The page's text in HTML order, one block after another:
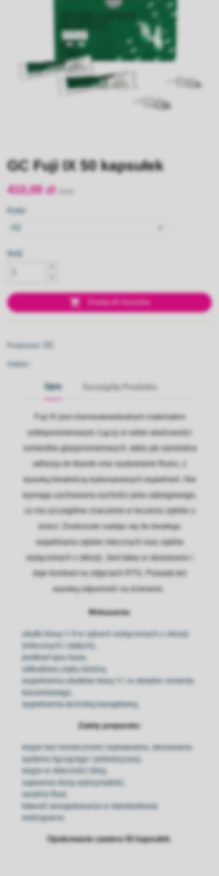
GC Fuji IX 50 kapsułek
410,00 zł
Kolor
Ilość
 Dodaj do koszyka
Producent:
Indeks::
Opis Szczegóły Produktu
Fuji IX jest chemoutwardzalnym materiałem
szkłojonomerowym.
Łączy w sobie właściwości
cementów glasjonomerowych, takie jak samoistna
adhezja do tkanek oraz wydzielanie fluoru, z
wysoką trwałością wykonywanych wypełnień. Nie
wymaga zachowania suchości pola zabiegowego,
co ma szczególne znaczenie w leczeniu zębów u
dzieci. Doskonale nadaje się do trwałego
wypełniania zębów mlecznych oraz zębów
wyłączonych z okluzji. Jest łatwy w stosowaniu i
daje kontrast na zdjęciach RTG. Posiada też
wysoką odporność na ścieranie.
Wskazania:
ubytki klasy I i II w zębach wyłączonych z okluzji
(mlecznych i stałych),
podkład typu base,
odbudowa zrębu korony,
wypełnienia ubytków klasy V i w obrębie cementu
korzeniowego,
wypełnienia techniką kanapkową.
Zalety preparatu:
wiąże bez konieczności wytrawiania, stosowania
systemu łączącego i polimeryzacji,
wiąże w obecności śliny,
zapewnia dużą wytrzymałość,
uwalnia fluor,
łatwość przygotowania w standardowej
wstrząsarce.
Opakowanie zawiera 50 kapsułek.